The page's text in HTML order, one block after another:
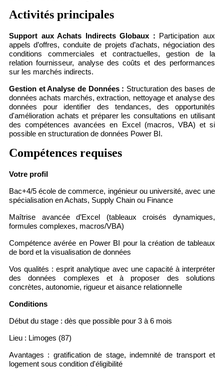
Activités principales
Support aux Achats Indirects Globaux : Participation aux
appels d’offres, conduite de projets d’achats, négociation des
conditions commerciales et contractuelles, gestion de la
relation fournisseur, analyse des coûts et des performances
sur les marchés indirects.
Gestion et Analyse de Données : Structuration des bases de
données achats marchés, extraction, nettoyage et analyse des
données pour identifier des tendances, des opportunités
d'amélioration achats et préparer les consultations en utilisant
des compétences avancées en Excel (macros, VBA) et si
possible en structuration de données Power BI.
Compétences requises
Votre profil
Bac+4/5 école de commerce, ingénieur ou université, avec une
spécialisation en Achats, Supply Chain ou Finance
Maîtrise avancée d’Excel (tableaux croisés dynamiques,
formules complexes, macros/VBA)
Compétence avérée en Power BI pour la création de tableaux
de bord et la visualisation de données
Vos qualités : esprit analytique avec une capacité à interpréter
des données complexes et à proposer des solutions
concrètes, autonomie, rigueur et aisance relationnelle
Conditions
Début du stage : dès que possible pour 3 à 6 mois
Lieu : Limoges (87)
Avantages : gratification de stage, indemnité de transport et
logement sous condition d'éligibilité